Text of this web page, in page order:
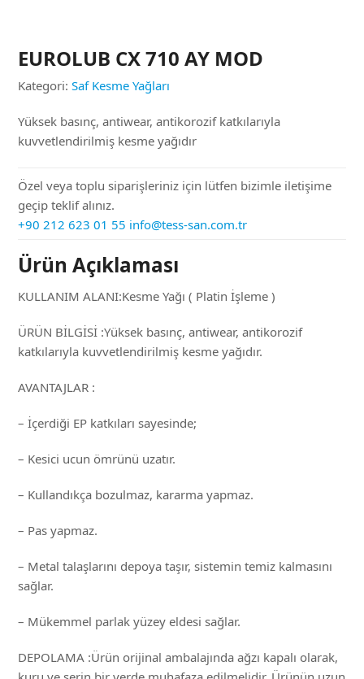
EUROLUB CX 710 AY MOD
Kategori: Saf Kesme Yağları
Yüksek basınç, antiwear, antikorozif katkılarıyla
kuvvetlendirilmiş kesme yağıdır
Özel veya toplu siparişleriniz için lütfen bizimle iletişime
geçip teklif alınız.
+90 212 623 01 55 info@tess-san.com.tr
Ürün Açıklaması
KULLANIM ALANI:Kesme Yağı ( Platin İşleme )
ÜRÜN BİLGİSİ :Yüksek basınç, antiwear, antikorozif
katkılarıyla kuvvetlendirilmiş kesme yağıdır.
AVANTAJLAR :
– İçerdiği EP katkıları sayesinde;
– Kesici ucun ömrünü uzatır.
– Kullandıkça bozulmaz, kararma yapmaz.
– Pas yapmaz.
– Metal talaşlarını depoya taşır, sistemin temiz kalmasını
sağlar.
– Mükemmel parlak yüzey eldesi sağlar.
DEPOLAMA :Ürün orijinal ambalajında ağzı kapalı olarak,